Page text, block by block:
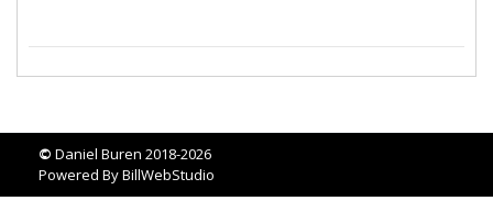
© Daniel Buren 2018-2026
Powered ByBillWebStudio